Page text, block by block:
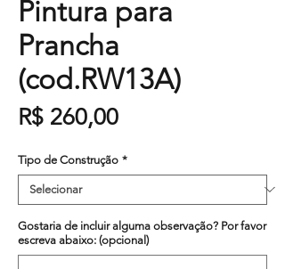
Pintura para
Prancha
(cod.RW13A)
R$ 260,00Preço
Tipo de Construção *
Gostaria de incluir alguma observação? Por favor
escreva abaixo: (opcional)